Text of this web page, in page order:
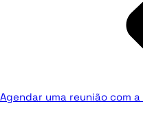
Agendar uma reunião com